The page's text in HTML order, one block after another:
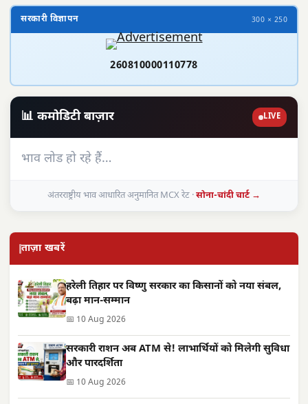
सरकारी विज्ञापन 300 × 250
260810000110778
📊 कमोडिटी बाज़ार LIVE
भाव लोड हो रहे हैं…
अंतरराष्ट्रीय भाव आधारित अनुमानित MCX रेट ·सोना-चांदी चार्ट →
ताज़ा खबरें
हरेली तिहार पर विष्णु सरकार का किसानों को नया संबल,
बढ़ा मान-सम्मान
📅 10 Aug 2026
सरकारी राशन अब ATM से! लाभार्थियों को मिलेगी सुविधा
और पारदर्शिता
📅 10 Aug 2026